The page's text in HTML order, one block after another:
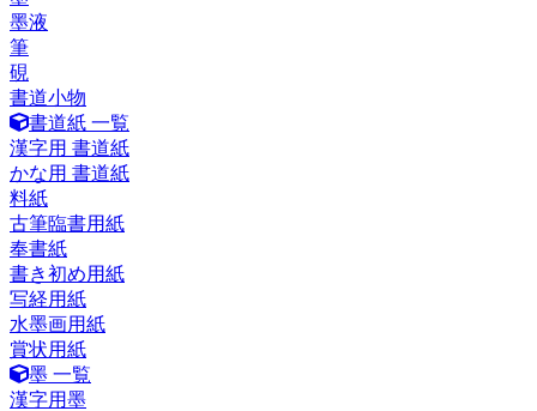
墨液
筆
硯
書道小物
書道紙 一覧
漢字用 書道紙
かな用 書道紙
料紙
古筆臨書用紙
奉書紙
書き初め用紙
写経用紙
水墨画用紙
賞状用紙
墨 一覧
漢字用墨